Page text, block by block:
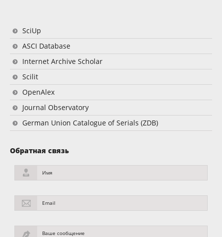
SciUp
ASCI Database
Internet Archive Scholar
Scilit
OpenAlex
Journal Observatory
German Union Catalogue of Serials (ZDB)
Обратная связь
Имя
Email
Ваше сообщение